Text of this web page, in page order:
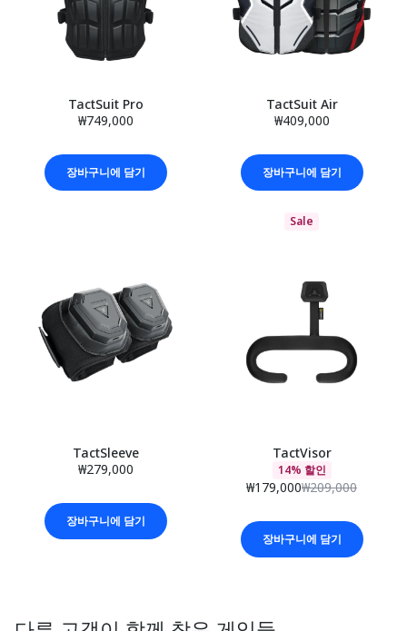
TactSuit Pro
₩749,000
장바구니에 담기
TactSuit Air
₩409,000
장바구니에 담기
TactSleeve
₩279,000
장바구니에 담기
Sale
TactVisor
14% 할인
₩179,000₩209,000
장바구니에 담기